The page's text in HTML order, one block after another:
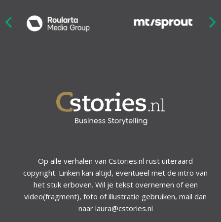
Op alle verhalen van Cstories.nl rust uiteraard
copyright. Linken kan altijd, eventueel met de intro van
het stuk erboven. Wil je tekst overnemen of een
video(fragment), foto of illustratie gebruiken, mail dan
naar laura@cstories.nl